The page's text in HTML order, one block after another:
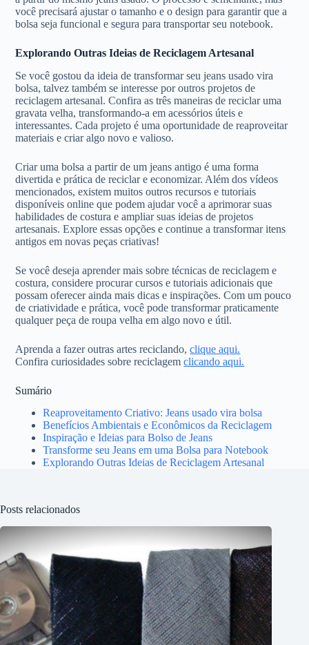
você precisará ajustar o tamanho e o design para garantir que a
bolsa seja funcional e segura para transportar seu notebook.
Explorando Outras Ideias de Reciclagem Artesanal
Se você gostou da ideia de transformar seu jeans usado vira
bolsa, talvez também se interesse por outros projetos de
reciclagem artesanal. Confira as três maneiras de reciclar uma
gravata velha, transformando-a em acessórios úteis e
interessantes. Cada projeto é uma oportunidade de reaproveitar
materiais e criar algo novo e valioso.
Criar uma bolsa a partir de um jeans antigo é uma forma
divertida e prática de reciclar e economizar. Além dos vídeos
mencionados, existem muitos outros recursos e tutoriais
disponíveis online que podem ajudar você a aprimorar suas
habilidades de costura e ampliar suas ideias de projetos
artesanais. Explore essas opções e continue a transformar itens
antigos em novas peças criativas!
Se você deseja aprender mais sobre técnicas de reciclagem e
costura, considere procurar cursos e tutoriais adicionais que
possam oferecer ainda mais dicas e inspirações. Com um pouco
de criatividade e prática, você pode transformar praticamente
qualquer peça de roupa velha em algo novo e útil.
Aprenda a fazer outras artes reciclando,clique aqui.
Confira curiosidades sobre reciclagemclicando aqui.
Sumário
Reaproveitamento Criativo: Jeans usado vira bolsa
Benefícios Ambientais e Econômicos da Reciclagem
Inspiração e Ideias para Bolso de Jeans
Transforme seu Jeans em uma Bolsa para Notebook
Explorando Outras Ideias de Reciclagem Artesanal
Posts relacionados